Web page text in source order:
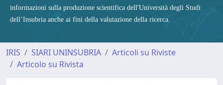
informazioni sulla produzione scientifica dell'Università degli Studi
dell’Insubria anche ai fini della valutazione della ricerca.
IRIS SIARI UNINSUBRIA
Articoli su Riviste
Articolo su Rivista